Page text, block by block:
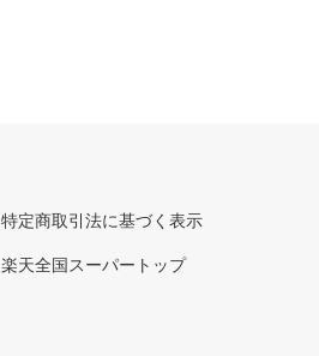
特定商取引法に基づく表示
楽天全国スーパートップ